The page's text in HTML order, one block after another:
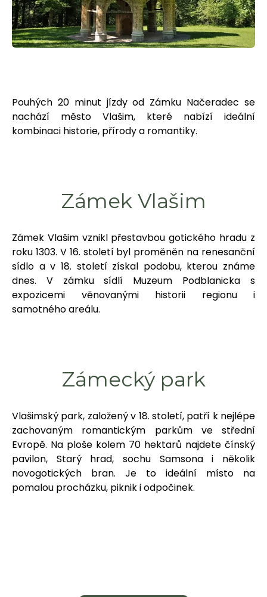
CZ
Dárkové poukazy
Pouhých 20 minut jízdy od Zámku Načeradec se
nachází město Vlašim, které nabízí ideální
kombinaci historie, přírody a romantiky.
Zámek Vlašim
Zámek Vlašim vznikl přestavbou gotického hradu z
roku 1303. V 16. století byl proměněn na renesanční
sídlo a v 18. století získal podobu, kterou známe
dnes. V zámku sídlí Muzeum Podblanicka s
expozicemi věnovanými historii regionu i
samotného areálu.
Zámecký park
Vlašimský park, založený v 18. století, patří k nejlépe
zachovaným romantickým parkům ve střední
Evropě. Na ploše kolem 70 hektarů najdete čínský
pavilon, Starý hrad, sochu Samsona i několik
novogotických bran. Je to ideální místo na
pomalou procházku, piknik i odpočinek.